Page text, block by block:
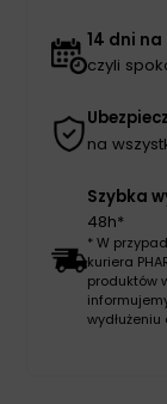
14 dni
czyli
na
Szybka
48h*
* W
kuriera
produktów